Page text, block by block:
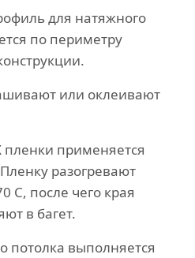
для натяжного
по периметру
или оклеивают
применяется
разогревают
С, после чего края
в багет.
потолка выполняется